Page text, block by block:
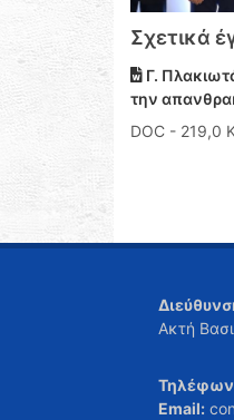
Σχετικά
Γ.
την
DOC - 219,0
Ακτή
Email: